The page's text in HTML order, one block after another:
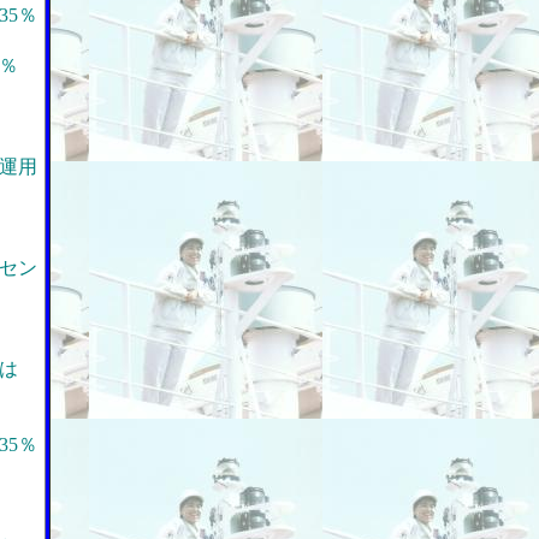
％
用
ン
％